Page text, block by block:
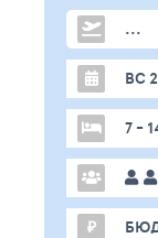
...
ВС
7 -
₽